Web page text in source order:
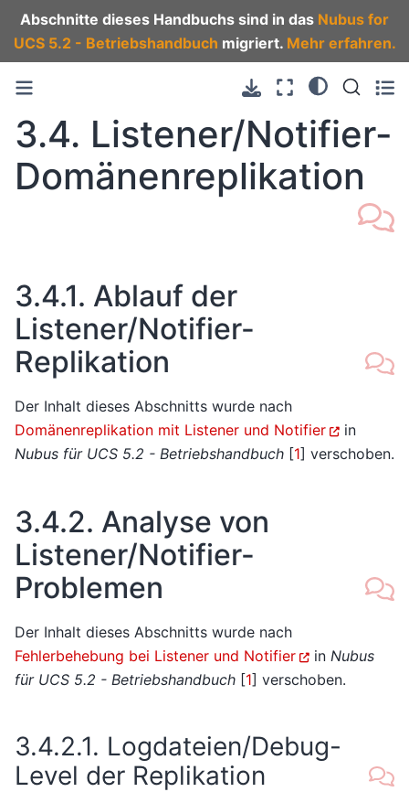
Abschnitte dieses Handbuchs sind in das Nubus for
UCS 5.2 - Betriebshandbuch migriert. Mehr erfahren.
3.4. Listener/Notifier-
Domänenreplikation
3.4.1. Ablauf der
Listener/Notifier-
Replikation
Der Inhalt dieses Abschnitts wurde nach
Domänenreplikation mit Listener und Notifier
in
Nubus für UCS 5.2 - Betriebshandbuch [1] verschoben.
3.4.2. Analyse von
Listener/Notifier-
Problemen
Der Inhalt dieses Abschnitts wurde nach
Fehlerbehebung bei Listener und Notifier
in Nubus
für UCS 5.2 - Betriebshandbuch [1] verschoben.
3.4.2.1. Logdateien/Debug-
Level der Replikation